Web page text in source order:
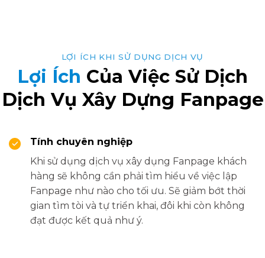
LỢI ÍCH KHI SỬ DỤNG DỊCH VỤ
Lợi Ích Của Việc Sử Dịch
Dịch Vụ Xây Dựng Fanpage
Tính chuyên nghiệp
Khi sử dụng dịch vụ xây dụng Fanpage khách
hàng sẽ không cần phải tìm hiểu về việc lập
Fanpage như nào cho tối ưu. Sẽ giảm bớt thời
gian tìm tòi và tự triển khai, đôi khi còn không
đạt được kết quả như ý.